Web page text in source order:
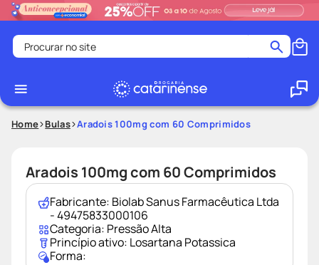
Procurar no site
1
2º
medley
4º
shampoo
5º
tadalafila
ozivy
lenço umedecido
protetor solar
Home Bulas Aradois 100mg com 60 Comprimidos
Aradois 100mg com 60 Comprimidos
Fabricante: Biolab Sanus Farmacêutica Ltda
- 49475833000106
Categoria: Pressão Alta
Princípio ativo: Losartana Potassica
Forma: